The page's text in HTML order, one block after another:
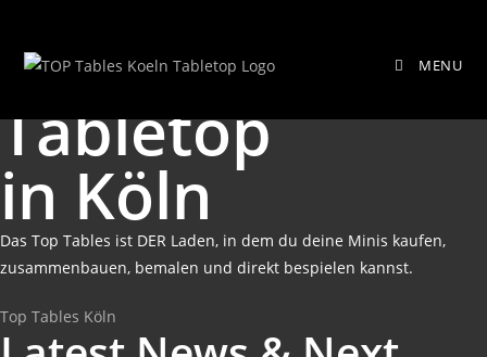
springen
MENU
Tabletop
in Köln
Das Top Tables ist DER Laden, in dem du deine Minis kaufen,
zusammenbauen, bemalen und direkt bespielen kannst.
Top Tables Köln